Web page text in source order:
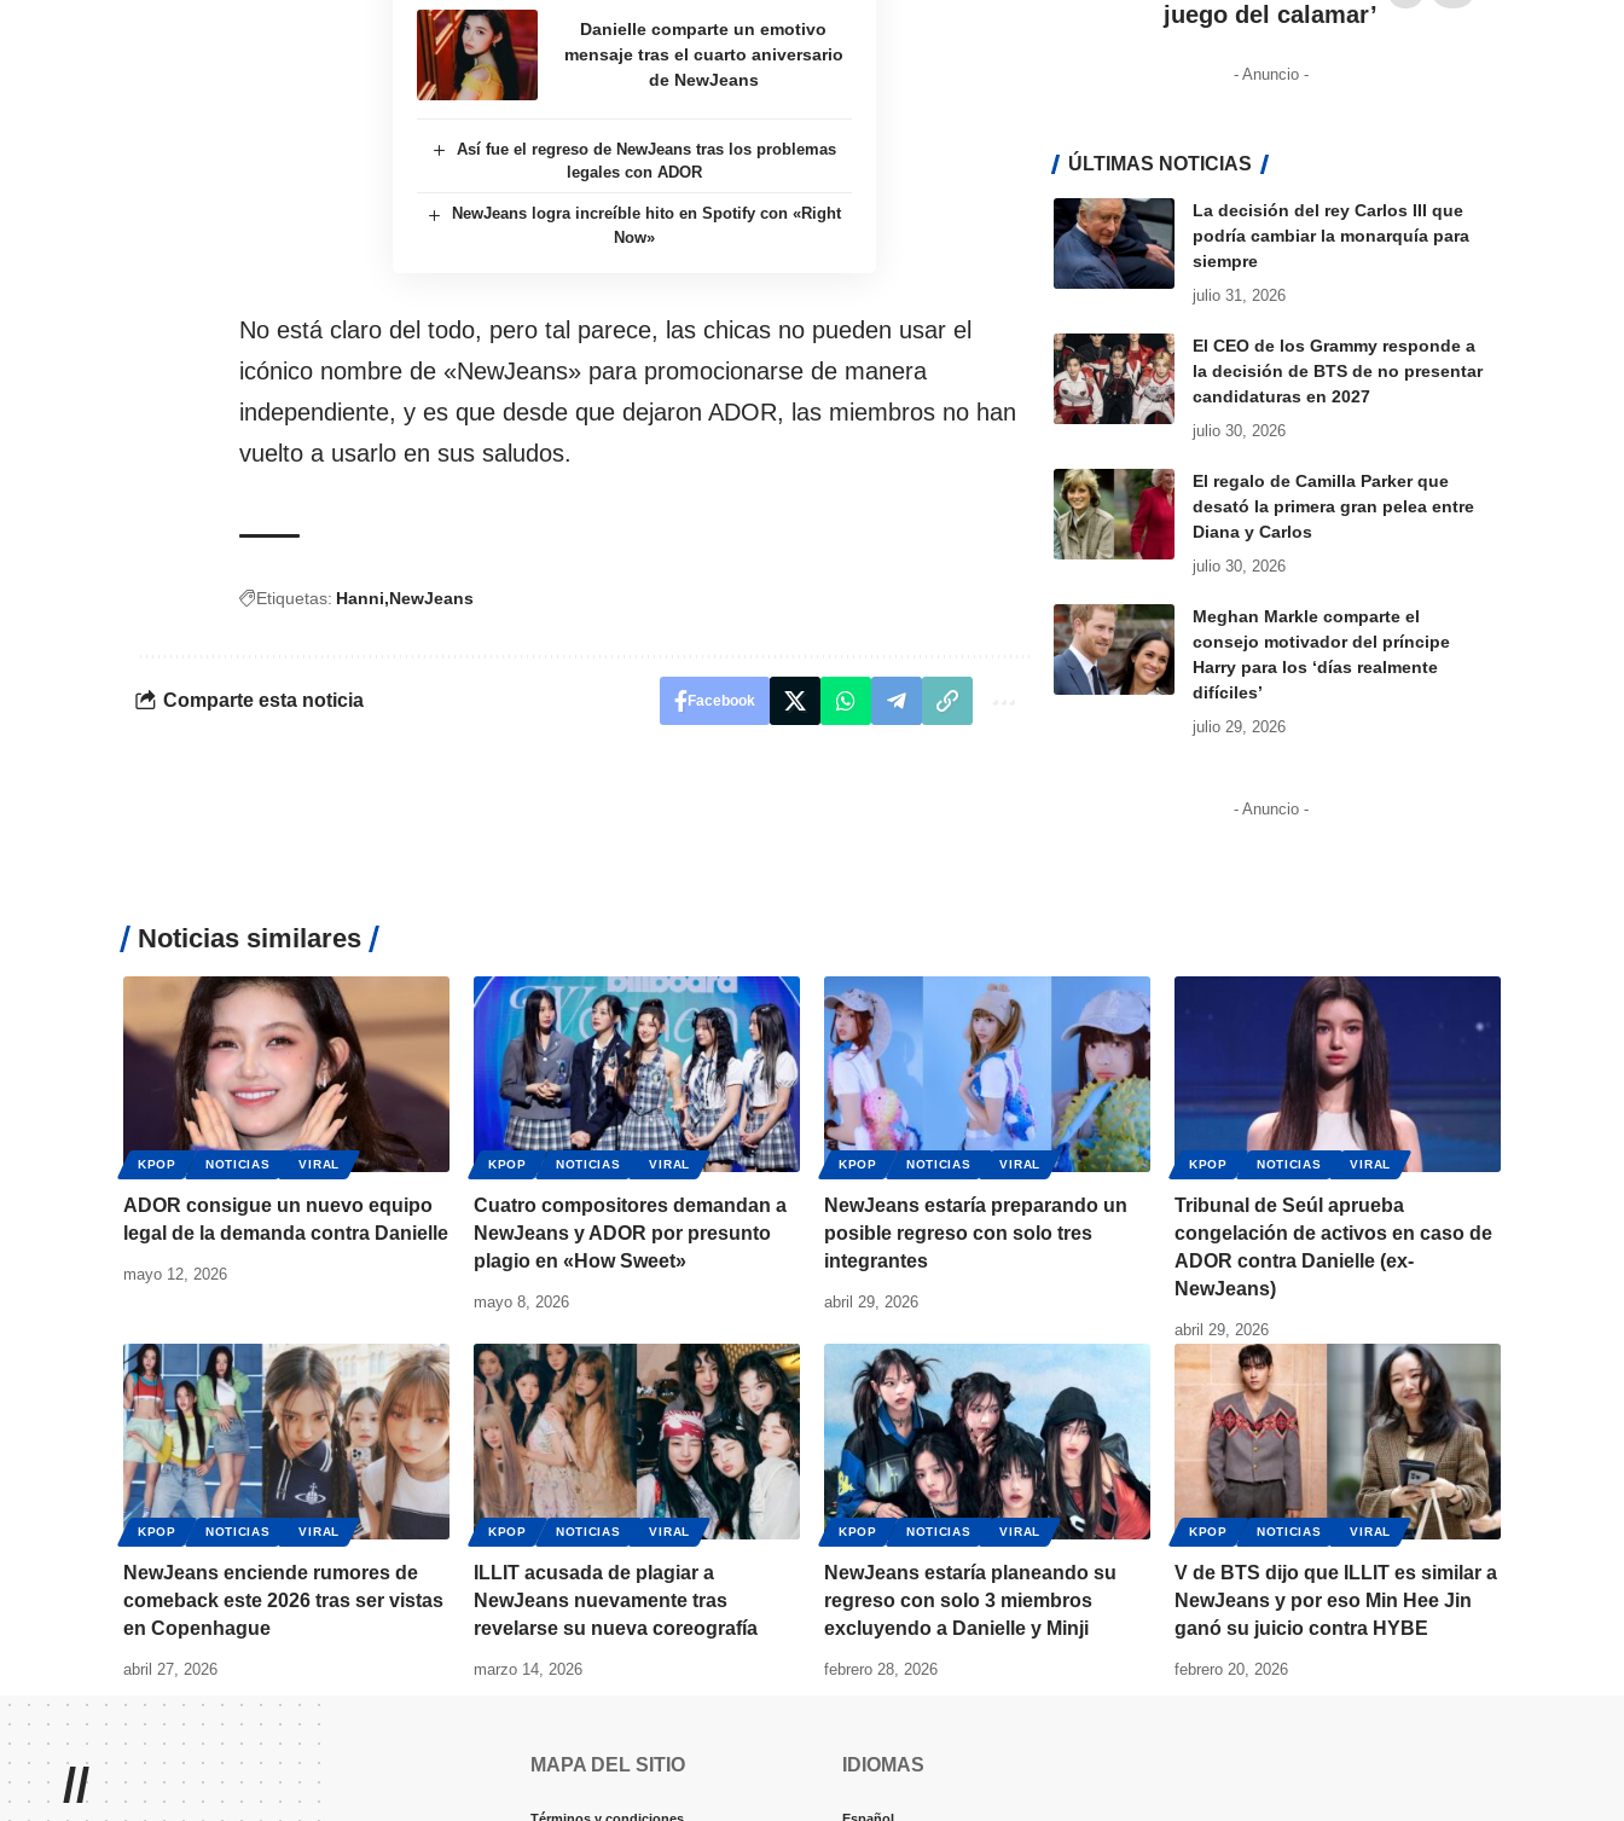
Danielle comparte un emotivo
mensaje tras el cuarto aniversario
de NewJeans
Así fue el regreso de NewJeans tras los problemas
legales con ADOR
NewJeans logra increíble hito en Spotify con «Right
Now»
No está claro del todo, pero tal parece, las chicas no pueden usar el
icónico nombre de «NewJeans» para promocionarse de manera
independiente, y es que desde que dejaron ADOR, las miembros no han
vuelto a usarlo en sus saludos.
Etiquetas: Hanni NewJeans
Comparte esta noticia Facebook
juego del calamar’
- Anuncio -
ÚLTIMAS NOTICIAS
La decisión del rey Carlos III que
podría cambiar la monarquía para
siempre
julio 31, 2026
El CEO de los Grammy responde a
la decisión de BTS de no presentar
candidaturas en 2027
julio 30, 2026
El regalo de Camilla Parker que
desató la primera gran pelea entre
Diana y Carlos
julio 30, 2026
Meghan Markle comparte el
consejo motivador del príncipe
Harry para los ‘días realmente
difíciles’
julio 29, 2026
- Anuncio -
Noticias similares
KPOP NOTICIAS VIRAL
ADOR consigue un nuevo equipo
legal de la demanda contra Danielle
mayo 12, 2026
KPOP NOTICIAS VIRAL
Cuatro compositores demandan a
NewJeans y ADOR por presunto
plagio en «How Sweet»
mayo 8, 2026
KPOP NOTICIAS VIRAL
NewJeans estaría preparando un
posible regreso con solo tres
integrantes
abril 29, 2026
KPOP NOTICIAS VIRAL
Tribunal de Seúl aprueba
congelación de activos en caso de
ADOR contra Danielle (ex-
NewJeans)
abril 29, 2026
KPOP NOTICIAS VIRAL
NewJeans enciende rumores de
comeback este 2026 tras ser vistas
en Copenhague
abril 27, 2026
KPOP NOTICIAS VIRAL
ILLIT acusada de plagiar a
NewJeans nuevamente tras
revelarse su nueva coreografía
marzo 14, 2026
KPOP NOTICIAS VIRAL
NewJeans estaría planeando su
regreso con solo 3 miembros
excluyendo a Danielle y Minji
febrero 28, 2026
KPOP NOTICIAS VIRAL
V de BTS dijo que ILLIT es similar a
NewJeans y por eso Min Hee Jin
ganó su juicio contra HYBE
febrero 20, 2026
// MAPA DEL SITIO IDIOMAS